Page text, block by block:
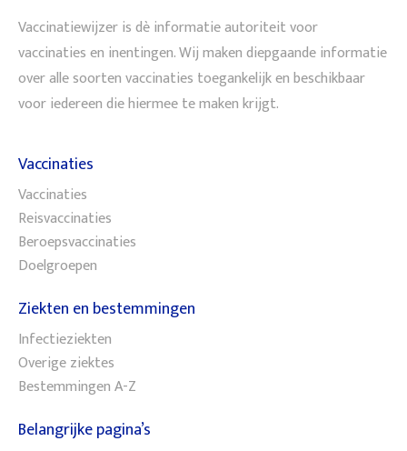
Vaccinatiewijzer is dè informatie autoriteit voor
vaccinaties en inentingen. Wij maken diepgaande informatie
over alle soorten vaccinaties toegankelijk en beschikbaar
voor iedereen die hiermee te maken krijgt.
Vaccinaties
Vaccinaties
Reisvaccinaties
Beroepsvaccinaties
Doelgroepen
Ziekten en bestemmingen
Infectieziekten
Overige ziektes
Bestemmingen A-Z
Belangrijke pagina’s